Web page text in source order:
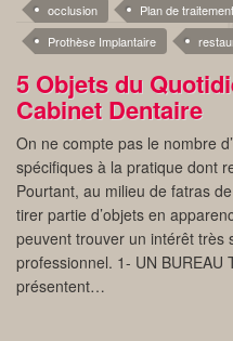
occlusion
Plan de traitement
Prothèse Implantaire
5 Objets du
Cabinet Dentaire
On ne compte pas le nombre
spécifiques à la pratique dont
Pourtant, au milieu de fatras
tirer partie d’objets en
peuvent trouver un intérêt très
professionnel. 1- UN BUREAU
présentent…